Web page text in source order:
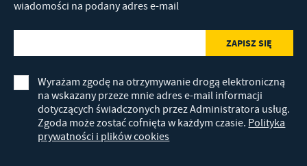
wiadomości na podany adres e-mail
Wyrażam zgodę na otrzymywanie drogą elektroniczną
na wskazany przeze mnie adres e-mail informacji
dotyczących świadczonych przez Administratora usług.
Zgoda może zostać cofnięta w każdym czasie. Polityka
prywatności i plików cookies